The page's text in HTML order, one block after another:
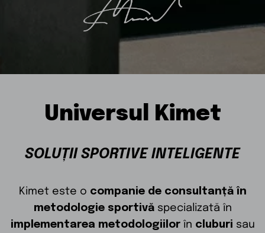
Universul Kimet
SOLUȚII SPORTIVE INTELIGENTE
Kimet este o companie de consultanță în
metodologie sportivăspecializată în
implementarea metodologiilorîn cluburi sau